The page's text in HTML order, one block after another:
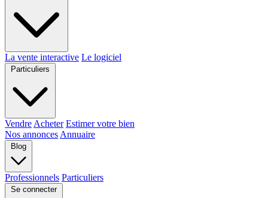
La vente interactive Le logiciel
Particuliers
Vendre Acheter Estimer votre bien
Nos annonces Annuaire
Blog
Professionnels Particuliers
Se connecter